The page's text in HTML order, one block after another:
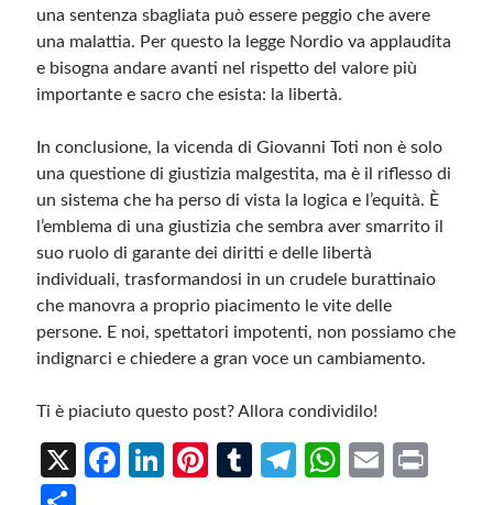
una sentenza sbagliata può essere peggio che avere
una malattia. Per questo la legge Nordio va applaudita
e bisogna andare avanti nel rispetto del valore più
importante e sacro che esista: la libertà.
In conclusione, la vicenda di Giovanni Toti non è solo
una questione di giustizia malgestita, ma è il riflesso di
un sistema che ha perso di vista la logica e l’equità. È
l’emblema di una giustizia che sembra aver smarrito il
suo ruolo di garante dei diritti e delle libertà
individuali, trasformandosi in un crudele burattinaio
che manovra a proprio piacimento le vite delle
persone. E noi, spettatori impotenti, non possiamo che
indignarci e chiedere a gran voce un cambiamento.
Ti è piaciuto questo post? Allora condividilo!
X
Fa
Li
Pi
T
Te
W
E